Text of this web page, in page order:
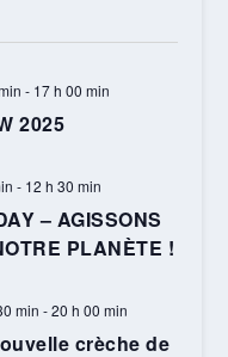
2025
- 17 h 00 min
– AGISSONS
PLANÈTE !
- 12 h 30 min
crèche de
min -20 h 00 min